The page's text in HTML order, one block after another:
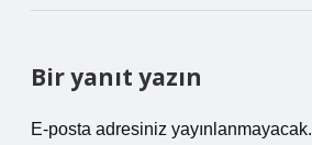
Bir yanıt yazın
E-posta adresiniz yayınlanmayacak.